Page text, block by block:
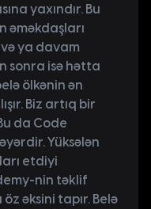
yaxındır. Bu
əməkdaşları
ya davam
sonra isə hətta
ölkənin ən
Biz artıq bir
da Code
Yüksələn
etdiyi
nin təklif
əksini tapır. Belə